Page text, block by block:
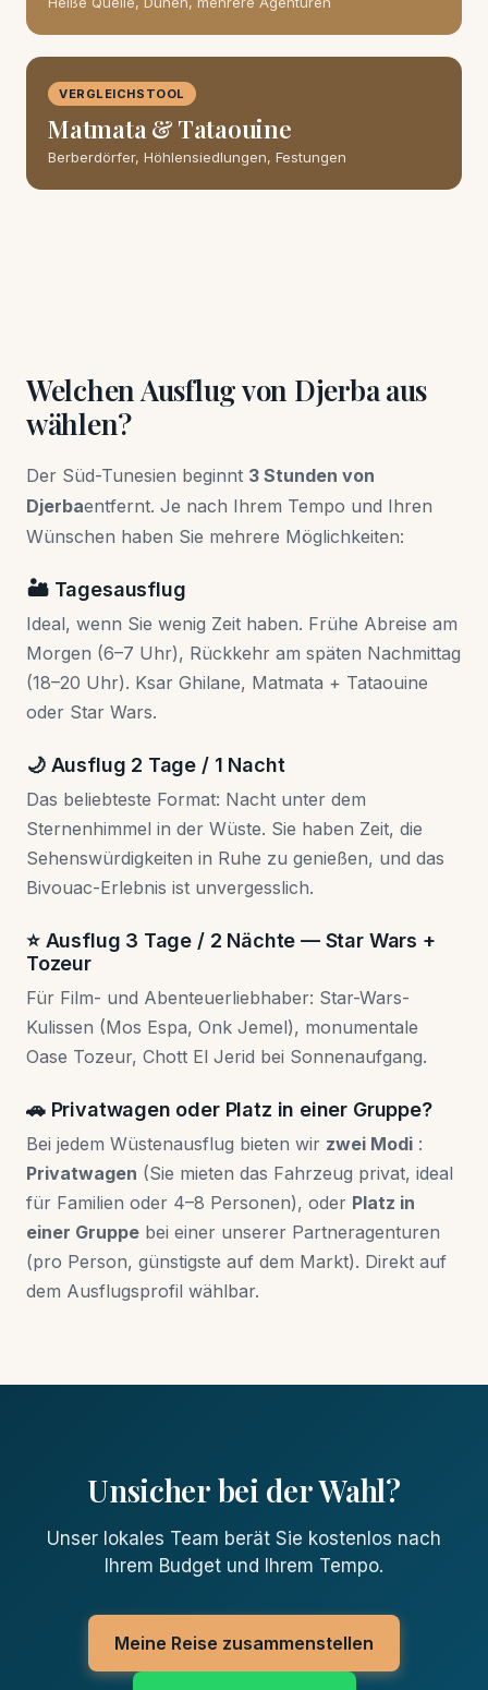
VERGLEICHSTOOL
Matmata & Tataouine
Berberdörfer, Höhlensiedlungen, Festungen
Welchen Ausflug von Djerba aus
wählen?
Der Süd-Tunesien beginnt 3 Stunden von
Djerbaentfernt. Je nach Ihrem Tempo und Ihren
Wünschen haben Sie mehrere Möglichkeiten:
🏜️ Tagesausflug
Ideal, wenn Sie wenig Zeit haben. Frühe Abreise am
Morgen (6–7 Uhr), Rückkehr am späten Nachmittag
(18–20 Uhr). Ksar Ghilane, Matmata + Tataouine
oder Star Wars.
🌙 Ausflug 2 Tage / 1 Nacht
Das beliebteste Format: Nacht unter dem
Sternenhimmel in der Wüste. Sie haben Zeit, die
Sehenswürdigkeiten in Ruhe zu genießen, und das
Bivouac-Erlebnis ist unvergesslich.
⭐ Ausflug 3 Tage / 2 Nächte — Star Wars +
Tozeur
Für Film- und Abenteuerliebhaber: Star-Wars-
Kulissen (Mos Espa, Onk Jemel), monumentale
Oase Tozeur, Chott El Jerid bei Sonnenaufgang.
🚗 Privatwagen oder Platz in einer Gruppe?
Bei jedem Wüstenausflug bieten wir zwei Modi :
Privatwagen (Sie mieten das Fahrzeug privat, ideal
für Familien oder 4–8 Personen), oder Platz in
einer Gruppe bei einer unserer Partneragenturen
(pro Person, günstigste auf dem Markt). Direkt auf
dem Ausflugsprofil wählbar.
Unsicher bei der Wahl?
Unser lokales Team berät Sie kostenlos nach
Ihrem Budget und Ihrem Tempo.
Meine Reise zusammenstellen